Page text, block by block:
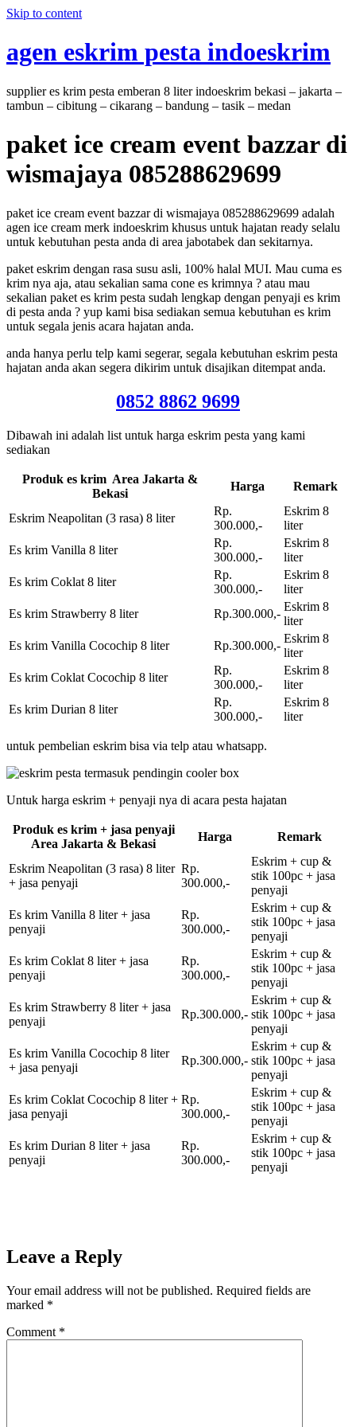
Skip to content
agen eskrim pesta indoeskrim
supplier es krim pesta emberan 8 liter indoeskrim bekasi – jakarta –
tambun – cibitung – cikarang – bandung – tasik – medan
paket ice cream event bazzar di
wismajaya 085288629699
paket ice cream event bazzar di wismajaya 085288629699 adalah
agen ice cream merk indoeskrim khusus untuk hajatan ready selalu
untuk kebutuhan pesta anda di area jabotabek dan sekitarnya.
paket eskrim dengan rasa susu asli, 100% halal MUI. Mau cuma es
krim nya aja, atau sekalian sama cone es krimnya ? atau mau
sekalian paket es krim pesta sudah lengkap dengan penyaji es krim
di pesta anda ? yup kami bisa sediakan semua kebutuhan es krim
untuk segala jenis acara hajatan anda.
anda hanya perlu telp kami segerar, segala kebutuhan eskrim pesta
hajatan anda akan segera dikirim untuk disajikan ditempat anda.
0852 8862 9699
Dibawah ini adalah list untuk harga eskrim pesta yang kami
sediakan
Produk es krim Area Jakarta &
Bekasi
Harga Remark
Eskrim Neapolitan (3 rasa) 8 liter
Rp.
300.000,-
Eskrim 8
liter
Es krim Vanilla 8 liter
Rp.
300.000,-
Eskrim 8
liter
Es krim Coklat 8 liter
Rp.
300.000,-
Eskrim 8
liter
Es krim Strawberry 8 liter
Rp.300.000,-
Eskrim 8
liter
Es krim Vanilla Cocochip 8 liter
Rp.300.000,-
Eskrim 8
liter
Es krim Coklat Cocochip 8 liter
Rp.
300.000,-
Eskrim 8
liter
Es krim Durian 8 liter
Rp.
300.000,-
Eskrim 8
liter
untuk pembelian eskrim bisa via telp atau whatsapp.
Untuk harga eskrim + penyaji nya di acara pesta hajatan
Produk es krim + jasa penyaji
Area Jakarta & Bekasi
Harga Remark
Eskrim Neapolitan (3 rasa) 8 liter
+ jasa penyaji
Rp.
300.000,-
Eskrim + cup &
stik 100pc + jasa
penyaji
Es krim Vanilla 8 liter + jasa
penyaji
Rp.
300.000,-
Eskrim + cup &
stik 100pc + jasa
penyaji
Es krim Coklat 8 liter + jasa
penyaji
Rp.
300.000,-
Eskrim + cup &
stik 100pc + jasa
penyaji
Es krim Strawberry 8 liter + jasa
penyaji
Rp.300.000,-
Eskrim + cup &
stik 100pc + jasa
penyaji
Es krim Vanilla Cocochip 8 liter
+ jasa penyaji
Rp.300.000,-
Eskrim + cup &
stik 100pc + jasa
penyaji
Es krim Coklat Cocochip 8 liter +
jasa penyaji
Rp.
300.000,-
Eskrim + cup &
stik 100pc + jasa
penyaji
Es krim Durian 8 liter + jasa
penyaji
Rp.
300.000,-
Eskrim + cup &
stik 100pc + jasa
penyaji
Leave a Reply
Your email address will not be published. Required fields are
marked *
Comment *